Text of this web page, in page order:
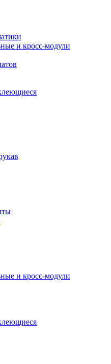
и кросс-модули
и кросс-модули